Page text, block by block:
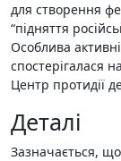
для створення
“підняття
Особлива
спостерігалася
Центр протидії
Деталі
Зазначається,